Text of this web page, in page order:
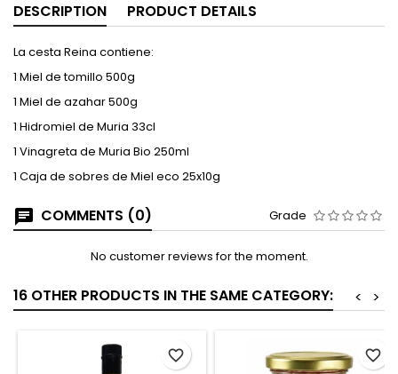
DESCRIPTION PRODUCT DETAILS
La cesta Reina contiene:
1 Miel de tomillo 500g
1 Miel de azahar 500g
1 Hidromiel de Muria 33cl
1 Vinagreta de Muria Bio 250ml
1 Caja de sobres de Miel eco 25x10g
COMMENTS (0) Grade
No customer reviews for the moment.
16 OTHER PRODUCTS IN THE SAME CATEGORY: >
<
favorite_border favorite_border